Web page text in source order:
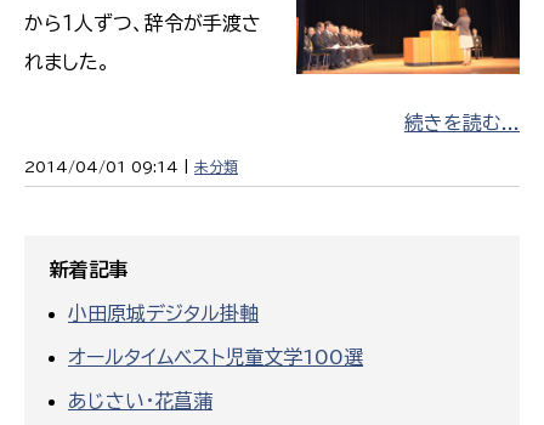
から１人ずつ、辞令が手渡さ
れました。
続きを読む...
2014/04/01 09:14 | 未分類
新着記事
小田原城デジタル掛軸
オールタイムベスト児童文学100選
あじさい・花菖蒲